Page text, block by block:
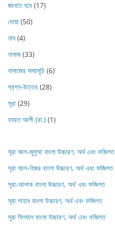
জানতে হবে (17)
দোয়া (50)
নাম(4)
নামাজ(33)
নামাজের সময়সূচি (6)
প্রশ্ন-উত্তর (28)
সূরা (29)
হযরত আলী (রা.) (1)
সূরা আল-জুমুআ বাংলা উচ্চারণ, অর্থ এবং ফজিলত
সূরা আল-হিজর বাংলা উচ্চারণ, অর্থ এবং ফজিলত
সূরা-আলাক বাংলা উচ্চারণ, অর্থ এবং ফজিলত
সূরা লাহাব‌‌‌ বাংলা উচ্চারণ, অর্থ এবং ফজিলত
সূরা যিলযাল বাংলা উচ্চারণ, অর্থ এবং ফজিলত